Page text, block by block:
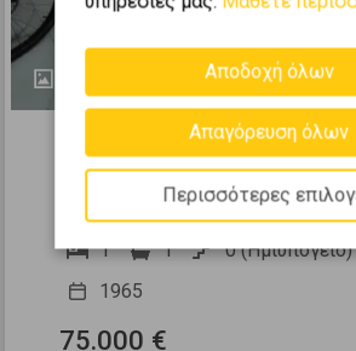
532710
Διαμέρισμα 60τ.μ. προς
Κυψέλη - Φωκίωνος Νέγρη
1
1 0 (Ημιυπόγειο)
1965
75.000 €
Αποδοχή όλων
Απαγόρευση όλων
Περισσότερες